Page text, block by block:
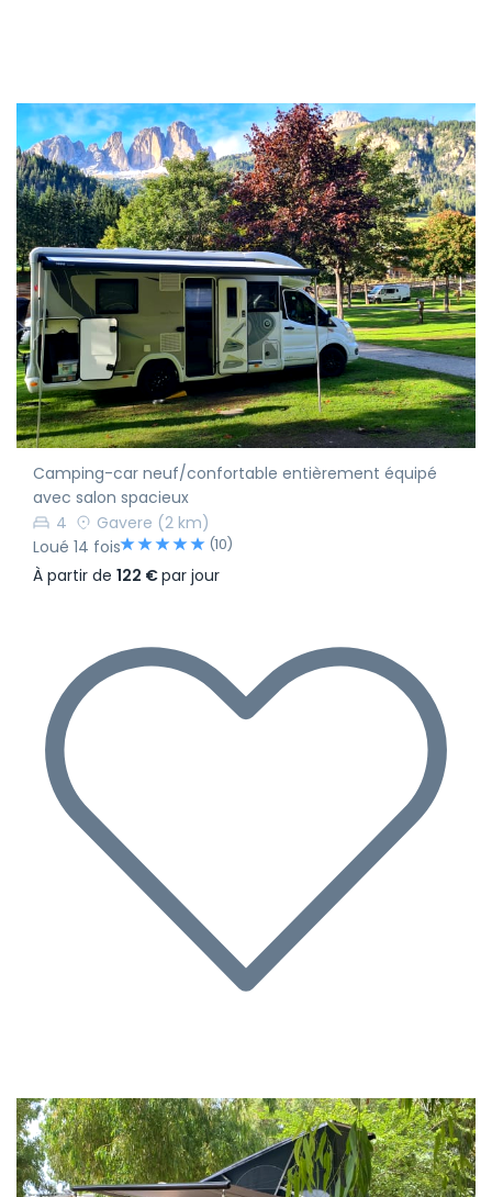
Camping-car neuf/confortable entièrement équipé
avec salon spacieux
4
Gavere (2 km)
Loué 14 fois
(10)
À partir de 122 €par jour